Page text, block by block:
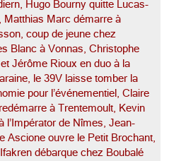
Hugo Bourny quitte Lucas-
Matthias Marc démarre à
coup de jeune chez
Blanc à Vonnas, Christophe
Jérôme Rioux en duo à la
le 39V laisse tomber la
pour l’événementiel, Claire
à Trentemoult, Kevin
l’Impérator de Nîmes, Jean-
Ascione ouvre le Petit Brochant,
débarque chez Boubalé